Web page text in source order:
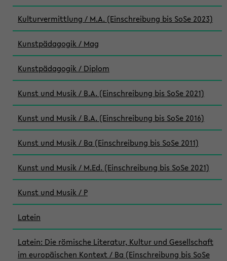
Kulturvermittlung / M.A. (Einschreibung bis SoSe 2023)
Kunstpädagogik / Mag
Kunstpädagogik / Diplom
Kunst und Musik / B.A. (Einschreibung bis SoSe 2021)
Kunst und Musik / B.A. (Einschreibung bis SoSe 2016)
Kunst und Musik / Ba (Einschreibung bis SoSe 2011)
Kunst und Musik / M.Ed. (Einschreibung bis SoSe 2021)
Kunst und Musik / P
Latein
Latein: Die römische Literatur, Kultur und Gesellschaft
im europäischen Kontext / Ba (Einschreibung bis SoSe